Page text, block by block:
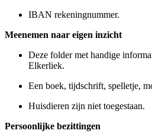
IBAN rekeningnummer.
Meenemen naar eigen inzicht
Deze folder met handige
Elkerliek.
Een boek, tijdschrift, spelletje,
Huisdieren zijn niet toegestaan.
Persoonlijke bezittingen